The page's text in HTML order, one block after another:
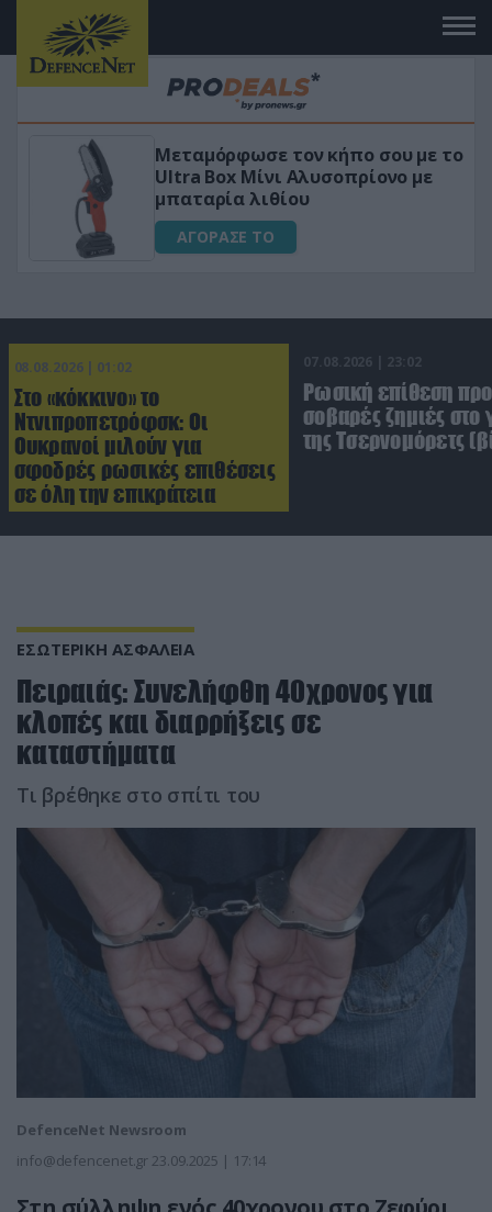
τον κήπο σου με το
Box Μίνι Αλυσοπρίονο με
λιθίου
ΑΓΟΡΑΣΕ ΤΟ
για
08.08.2026 | 01:02
Στο «κόκκινο» το
Ντνιπροπετρόφσκ: Οι
Ουκρανοί μιλούν για
σφοδρές ρωσικές επιθέσεις
σε όλη την επικράτεια
07.08.2026 | 23:02
Ρωσική επίθεση
σοβαρές ζημιές στο
της Τσερνομόρετς
ΕΣΩΤΕΡΙΚΗ ΑΣΦΑΛΕΙΑ
Πειραιάς: Συνελήφθη 40χρονος για
κλοπές και διαρρήξεις σε
καταστήματα
Τι βρέθηκε στο σπίτι του
DefenceNet Newsroom
info@defencenet.gr 23.09.2025 | 17:14